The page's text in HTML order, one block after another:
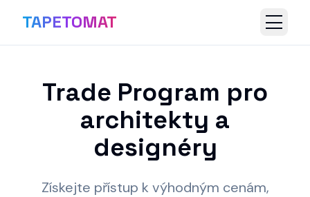
TAPETOMAT
Trade Program pro
architekty a
designéry
Získejte přístup k výhodným cenám,